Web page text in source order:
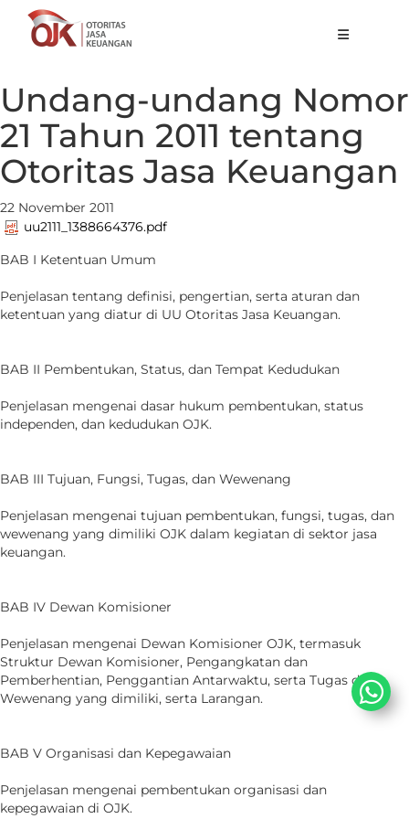
Fungsi Utama
Publikasi
Regulasi
Statistik
Layanan
Karir
Undang-undang Nomor
21 Tahun 2011 tentang
Otoritas Jasa Keuangan
22 November 2011
uu2111_1388664376.pdf
BAB I Ketentuan Umum
Penjelasan tentang definisi, pengertian, serta aturan dan
ketentuan yang diatur di UU Otoritas Jasa Keuangan.
BAB II Pembentukan, Status, dan Tempat Kedudukan
Penjelasan mengenai dasar hukum pembentukan, status
independen, dan kedudukan OJK.
BAB III Tujuan, Fungsi, Tugas, dan Wewenang
Penjelasan mengenai tujuan pembentukan, fungsi, tugas, dan
wewenang yang dimiliki OJK dalam kegiatan di sektor jasa
keuangan.
BAB IV Dewan Komisioner
Penjelasan mengenai Dewan Komisioner OJK, termasuk
Struktur Dewan Komisioner, Pengangkatan dan
Pemberhentian, Penggantian Antarwaktu, serta Tugas dan
Wewenang yang dimiliki, serta Larangan.
BAB V Organisasi dan Kepegawaian
Penjelasan mengenai pembentukan organisasi dan
kepegawaian di OJK.